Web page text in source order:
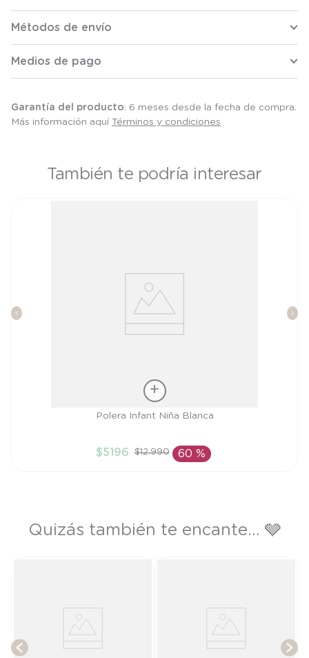
Métodos de envío
Medios de pago
Garantía del producto: 6 meses desde la fecha de compra.
Más información aquí Términos y condiciones
También te podría interesar
AÑADIR AL CARRITO
Polera Infant Niña Blanca
$5196 $12.990 60 %
Quizás también te encante... 🩶